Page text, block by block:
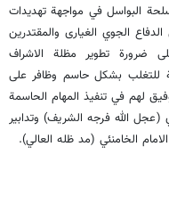
البواسل في مواجهة تهديدات
الجوي الغيارى والمقتدرين
ضرورة تطوير مظلة الاشراف
للتغلب بشكل حاسم وظافر على
لهم في تنفيذ المهام الحاسمة
(عجل الله فرجه الشريف) وتدابير
الخامنئي (مد ظله العالي).